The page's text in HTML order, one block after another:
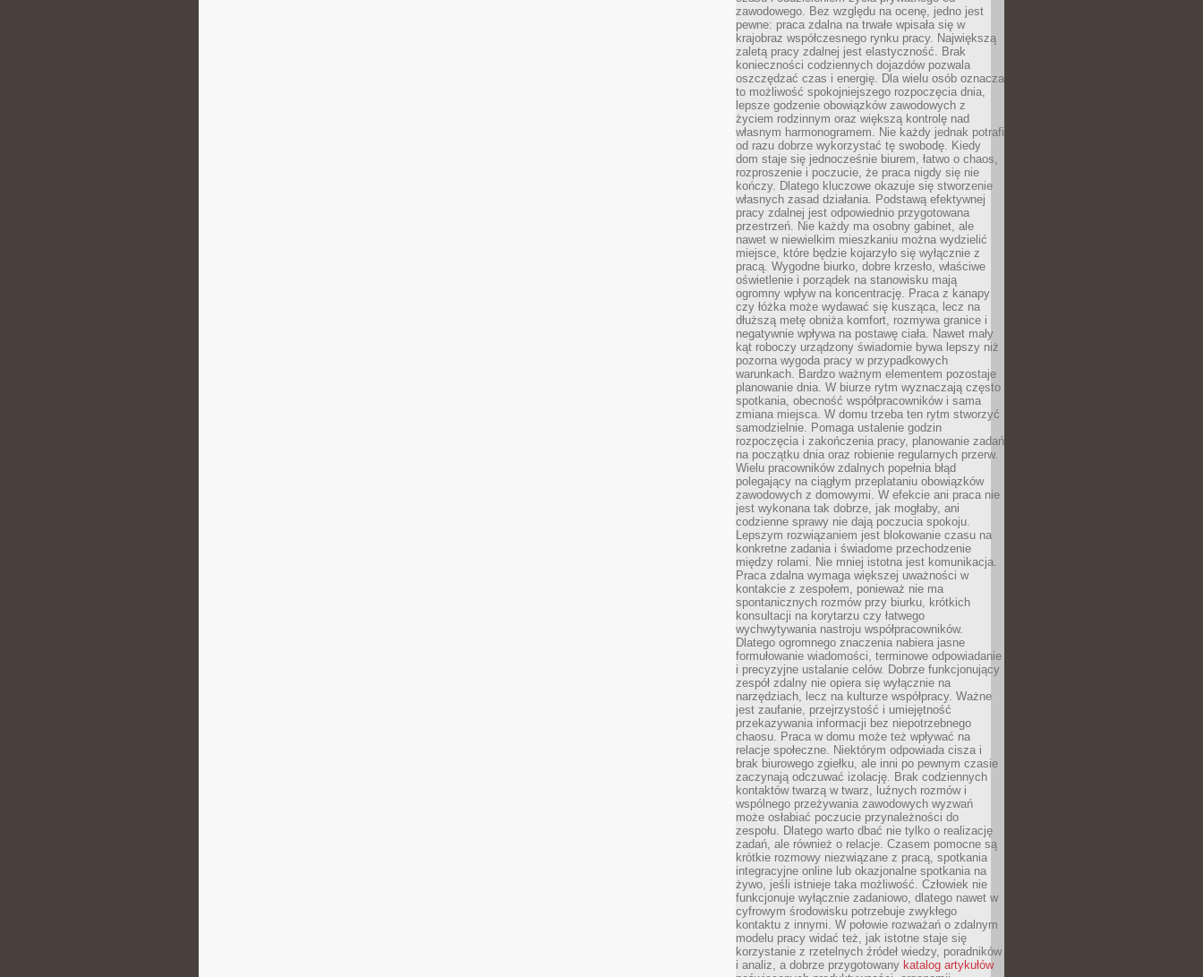
zawodowego. Bez względu na ocenę, jedno jest
pewne: praca zdalna na trwałe wpisała się w
krajobraz współczesnego rynku pracy. Największą
zaletą pracy zdalnej jest elastyczność. Brak
konieczności codziennych dojazdów pozwala
oszczędzać czas i energię. Dla wielu osób oznacza
to możliwość spokojniejszego rozpoczęcia dnia,
lepsze godzenie obowiązków zawodowych z
życiem rodzinnym oraz większą kontrolę nad
własnym harmonogramem. Nie każdy jednak potrafi
od razu dobrze wykorzystać tę swobodę. Kiedy
dom staje się jednocześnie biurem, łatwo o chaos,
rozproszenie i poczucie, że praca nigdy się nie
kończy. Dlatego kluczowe okazuje się stworzenie
własnych zasad działania. Podstawą efektywnej
pracy zdalnej jest odpowiednio przygotowana
przestrzeń. Nie każdy ma osobny gabinet, ale
nawet w niewielkim mieszkaniu można wydzielić
miejsce, które będzie kojarzyło się wyłącznie z
pracą. Wygodne biurko, dobre krzesło, właściwe
oświetlenie i porządek na stanowisku mają
ogromny wpływ na koncentrację. Praca z kanapy
czy łóżka może wydawać się kusząca, lecz na
dłuższą metę obniża komfort, rozmywa granice i
negatywnie wpływa na postawę ciała. Nawet mały
kąt roboczy urządzony świadomie bywa lepszy niż
pozorna wygoda pracy w przypadkowych
warunkach. Bardzo ważnym elementem pozostaje
planowanie dnia. W biurze rytm wyznaczają często
spotkania, obecność współpracowników i sama
zmiana miejsca. W domu trzeba ten rytm stworzyć
samodzielnie. Pomaga ustalenie godzin
rozpoczęcia i zakończenia pracy, planowanie zadań
na początku dnia oraz robienie regularnych przerw.
Wielu pracowników zdalnych popełnia błąd
polegający na ciągłym przeplataniu obowiązków
zawodowych z domowymi. W efekcie ani praca nie
jest wykonana tak dobrze, jak mogłaby, ani
codzienne sprawy nie dają poczucia spokoju.
Lepszym rozwiązaniem jest blokowanie czasu na
konkretne zadania i świadome przechodzenie
między rolami. Nie mniej istotna jest komunikacja.
Praca zdalna wymaga większej uważności w
kontakcie z zespołem, ponieważ nie ma
spontanicznych rozmów przy biurku, krótkich
konsultacji na korytarzu czy łatwego
wychwytywania nastroju współpracowników.
Dlatego ogromnego znaczenia nabiera jasne
formułowanie wiadomości, terminowe odpowiadanie
i precyzyjne ustalanie celów. Dobrze funkcjonujący
zespół zdalny nie opiera się wyłącznie na
narzędziach, lecz na kulturze współpracy. Ważne
jest zaufanie, przejrzystość i umiejętność
przekazywania informacji bez niepotrzebnego
chaosu. Praca w domu może też wpływać na
relacje społeczne. Niektórym odpowiada cisza i
brak biurowego zgiełku, ale inni po pewnym czasie
zaczynają odczuwać izolację. Brak codziennych
kontaktów twarzą w twarz, luźnych rozmów i
wspólnego przeżywania zawodowych wyzwań
może osłabiać poczucie przynależności do
zespołu. Dlatego warto dbać nie tylko o realizację
zadań, ale również o relacje. Czasem pomocne są
krótkie rozmowy niezwiązane z pracą, spotkania
integracyjne online lub okazjonalne spotkania na
żywo, jeśli istnieje taka możliwość. Człowiek nie
funkcjonuje wyłącznie zadaniowo, dlatego nawet w
cyfrowym środowisku potrzebuje zwykłego
kontaktu z innymi. W połowie rozważań o zdalnym
modelu pracy widać też, jak istotne staje się
korzystanie z rzetelnych źródeł wiedzy, poradników
i analiz, a dobrze przygotowany katalog artykułów